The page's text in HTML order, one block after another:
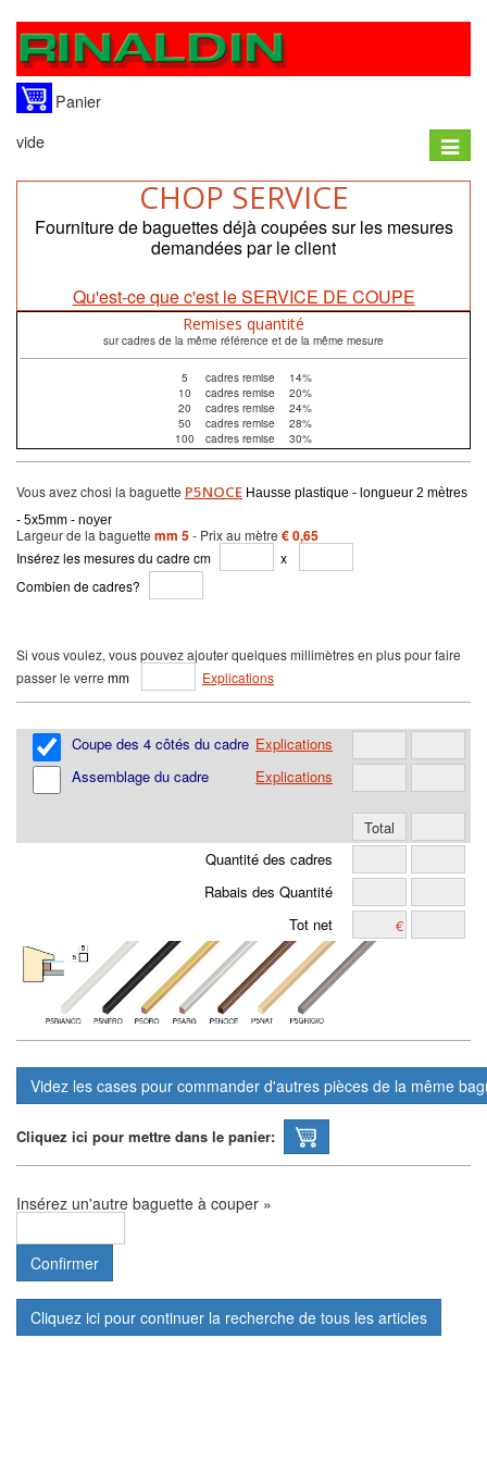
Panier
vide
Toggle
CHOP SERVICE
Fourniture de baguettes déjà coupées sur les mesures
demandées par le client
Qu'est-ce que c'est le SERVICE DE COUPE
Remises quantité
sur cadres de la même référence et de la même mesure
5 cadres remise
14%
10
cadres remise
20%
20
cadres remise
24%
50
cadres remise
28%
100
cadres remise 30%
Vous avez chosi la baguette P5NOCE Hausse plastique - longueur 2 mètres
- 5x5mm - noyer
Largeur de la baguette mm 5- Prix au mètre € 0,65
Insérez les mesures du cadre cm
x
Combien de cadres?
Si vous voulez, vous pouvez ajouter quelques millimètres en plus pour faire
passer le verre mm Explications
Coupe des 4 côtés du cadre Explications
Assemblage du cadre
Explications
Quantité des cadres
Rabais des Quantité
Tot net
Cliquez ici pour mettre dans le panier:
Insérez un'autre baguette à couper »
Cliquez ici pour continuer la recherche de tous les articles